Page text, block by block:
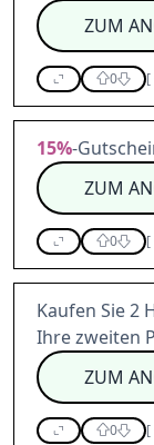
ZUM
0 [
15%-
ZUM
0 [
Kaufen Sie 2
Ihre zweiten
ZUM
0 [